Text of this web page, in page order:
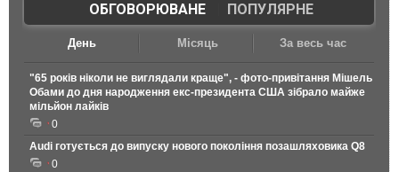
ОБГОВОРЮВАНЕ| ПОПУЛЯРНЕ
День Місяць За весь час
"65 років ніколи не виглядали краще", - фото-привітання Мішель
Обами до дня народження екс-президента США зібрало майже
мільйон лайків
0
Audi готується до випуску нового покоління позашляховика Q8
0